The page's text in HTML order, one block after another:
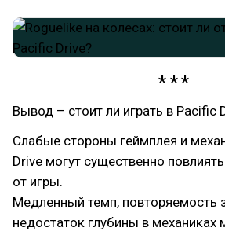
Вывод – стоит ли играть в Pacific
Слабые стороны геймплея и
Drive могут существенно
от игры.
Медленный темп, повторяемость
недостаток глубины в механиках